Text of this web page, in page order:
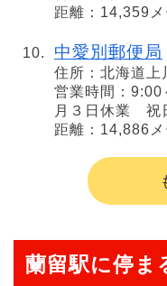
距離：14,359
中愛別郵便局
住所：北海道上
営業時間：9:00
月３日休業 祝
距離：14,886
蘭留駅に停ま